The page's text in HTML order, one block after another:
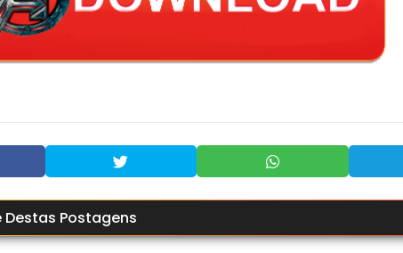
Destas Postagens